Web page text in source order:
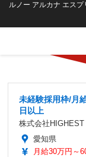
ルノー アルカナ エスプ
未経験採用枠/月
日以上
株式会社HIGHEST
愛知県
月給30万円～